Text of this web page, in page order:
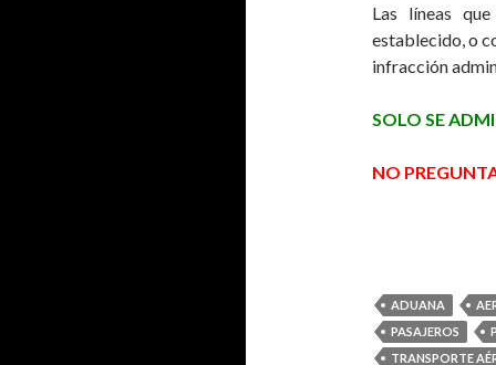
Las líneas
establecido, o
infracción
SOLO SE
NO
ADUANA
PASAJEROS
TRANSPORTE